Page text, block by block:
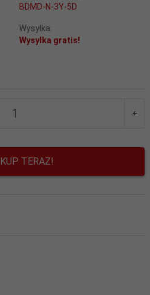
BDMD-N-3Y-5D
Wysyłka:
Wysyłka gratis!
KUP TERAZ!